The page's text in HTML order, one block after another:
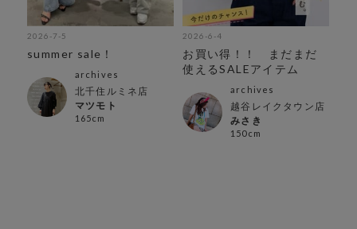
2026-7-5
summer sale！
archives
北千住ルミネ店
マツモト
165cm
2026-6-4
お買い得！！ まだまだ
使えるSALEアイテム
archives
越谷レイクタウン店
みさき
150cm